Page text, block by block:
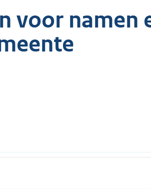
voor namen